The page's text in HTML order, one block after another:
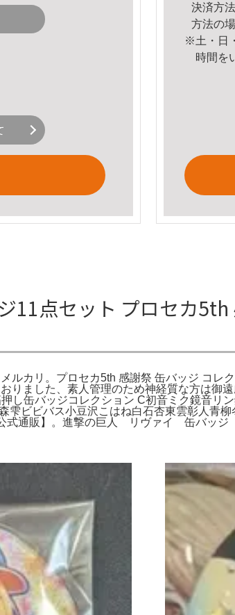
決済方
方法の
※土・日
時間を
11点セット プロセカ
ルカリ。プロセカ5th 感謝祭 缶バッジ コレ
りました、素人管理のため神経質な方は御
缶バッジコレクション C初音ミク鏡音リ
雫ビビバス小豆沢こはね白石杏東雲彰人青
公式通販】。進撃の巨人 リヴァイ 缶バッ